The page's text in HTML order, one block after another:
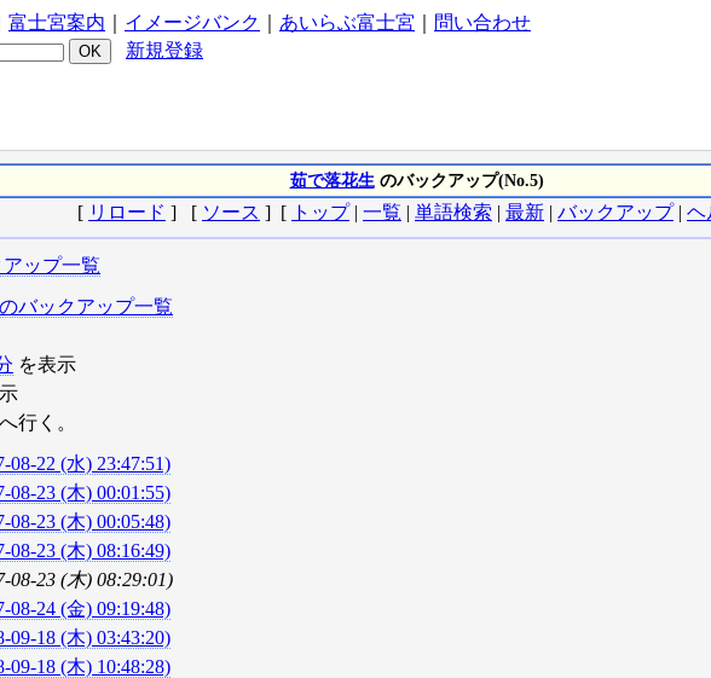
富士宮案内 イメージバンク あいらぶ富士宮
問い合わせ
新規登録
茹で落花生のバックアップ(No.5)
[ リロード ] [ ソース ] [ トップ| 一覧 | 単語検索 | 最新 | バックアップ| ヘ
ップ一覧
バックアップ一覧
を表示
へ行く。
08-22 (水) 23:47:51)
08-23 (木) 00:01:55)
08-23 (木) 00:05:48)
08-23 (木) 08:16:49)
08-23 (木) 08:29:01)
08-24 (金) 09:19:48)
09-18 (木) 03:43:20)
09-18 (木) 10:48:28)